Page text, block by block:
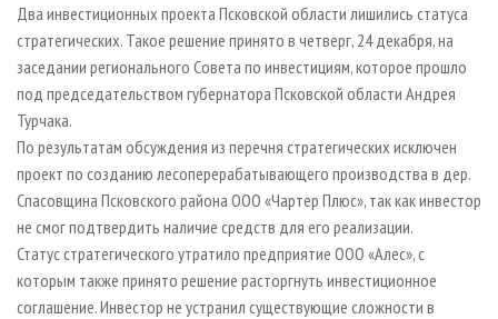
БИОЭНЕРГЕТИКА
ЦБП
ИНСТРУМЕНТ И МАТЕРИАЛЫ
RUSSIAN FORESTRY REVIEW
ГАЗЕТА ЛЕСПРОМФОРУМ
БИБЛИОТЕКА СПЕЦИАЛИСТА
Два инвестиционных проекта Псковской области лишились статуса
стратегических. Такое решение принято в четверг, 24 декабря, на
заседании регионального Совета по инвестициям, которое прошло
под председательством губернатора Псковской области Андрея
Турчака.
По результатам обсуждения из перечня стратегических исключен
проект по созданию лесоперерабатывающего производства в дер.
Спасовщина Псковского района ООО «Чартер Плюс», так как инвестор
не смог подтвердить наличие средств для его реализации.
Статус стратегического утратило предприятие ООО «Алес», с
которым также принято решение расторгнуть инвестиционное
соглашение. Инвестор не устранил существующие сложности в